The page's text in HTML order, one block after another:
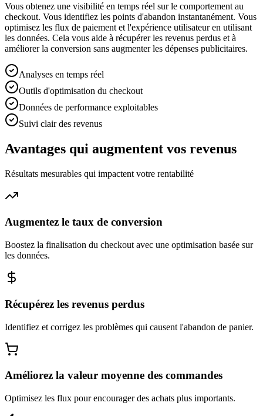
Vous obtenez une visibilité en temps réel sur le comportement au
checkout. Vous identifiez les points d'abandon instantanément. Vous
optimisez les flux de paiement et l'expérience utilisateur en utilisant
les données. Cela vous aide à récupérer les revenus perdus et à
améliorer la conversion sans augmenter les dépenses publicitaires.
Analyses en temps réel
Outils d'optimisation du checkout
Données de performance exploitables
Suivi clair des revenus
Avantages qui augmentent vos revenus
Résultats mesurables qui impactent votre rentabilité
Augmentez le taux de conversion
Boostez la finalisation du checkout avec une optimisation basée sur
les données.
Récupérez les revenus perdus
Identifiez et corrigez les problèmes qui causent l'abandon de panier.
Améliorez la valeur moyenne des commandes
Optimisez les flux pour encourager des achats plus importants.